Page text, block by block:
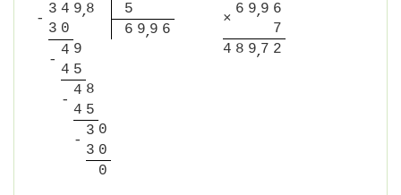
-
3 4 9 8
5
3 0 6 9 9 6
-
4 9
4 5
-
4 8
4 5
-
3 0
3 0
0
×
6 9 9 6
7
4 8 9 7 2